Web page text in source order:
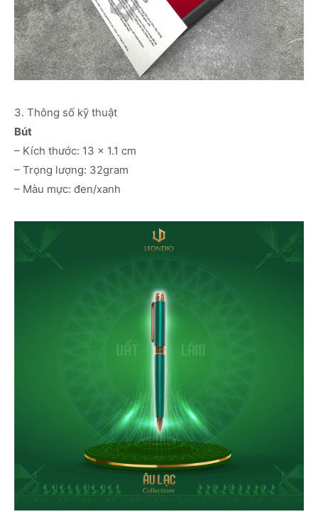
3. Thông số kỹ thuật
Bút
– Kích thước: 13 x 1.1 cm
– Trọng lượng: 32gram
– Màu mực: đen/xanh